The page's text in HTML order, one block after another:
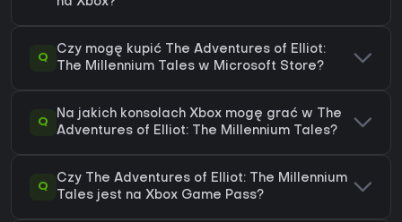
na Xbox?
Q
Czy mogę kupić The Adventures of Elliot:
The Millennium Tales w Microsoft Store?
Q
Na jakich konsolach Xbox mogę grać w The
Adventures of Elliot: The Millennium Tales?
Q
Czy The Adventures of Elliot: The Millennium
Tales jest na Xbox Game Pass?